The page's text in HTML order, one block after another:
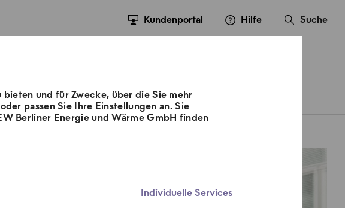
& Presse Kontakt
Kundenportal Hilfe Suche
und für Zwecke, über die Sie mehr
passen Sie Ihre Einstellungen an. Sie
Berliner Energie und Wärme GmbH finden
Individuelle Services